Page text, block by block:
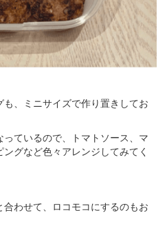
、ミニサイズで作り置きしてお
ているので、トマトソース、マ
グなど色々アレンジしてみてく
わせて、ロコモコにするのもお